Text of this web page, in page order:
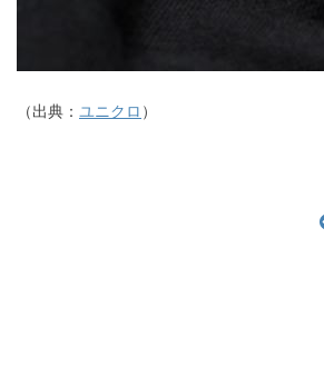
（出典： ユニクロ ）